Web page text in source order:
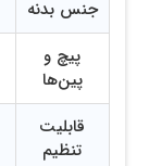
جنس بدنه
پیچ و
پین‌ها
قابلیت
تنظیم